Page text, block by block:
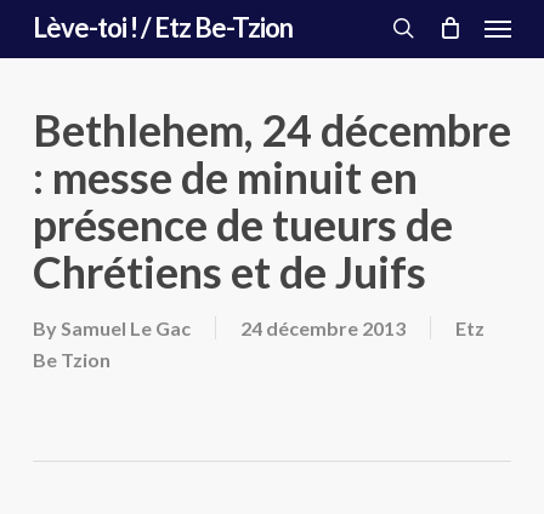
Lève-toi ! / Etz Be-Tzion
search
Menu
Bethlehem, 24 décembre
: messe de minuit en
présence de tueurs de
Chrétiens et de Juifs
BySamuel Le Gac 24 décembre 2013
Etz
Be Tzion